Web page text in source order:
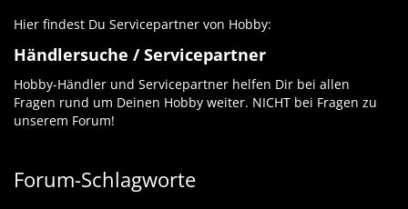
Hier findest Du Servicepartner von Hobby:
Händlersuche / Servicepartner
Hobby-Händler und Servicepartner helfen Dir bei allen
Fragen rund um Deinen Hobby weiter. NICHT bei Fragen zu
unserem Forum!
Forum-Schlagworte